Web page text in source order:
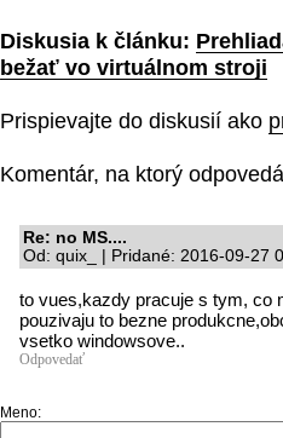
Diskusia k článku:
bežať vo virtuálnom stroji
Prispievajte do diskusií ako
Komentár, na ktorý
Re: no MS....
Od: quix_ | Pridané: 2016-09-27
to vues,kazdy pracuje s tym, co
pouzivaju to bezne
vsetko windowsove..
Odpovedať
Meno: